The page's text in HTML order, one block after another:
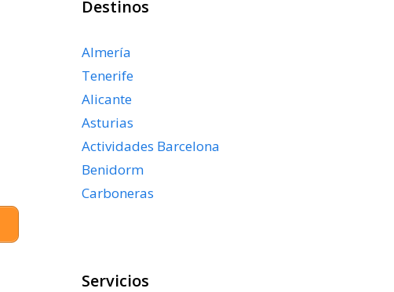
Destinos
Almería
Tenerife
Alicante
Asturias
Actividades Barcelona
Benidorm
Carboneras
Servicios